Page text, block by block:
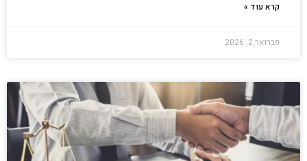
קרא עוד »
פברואר 2, 2026